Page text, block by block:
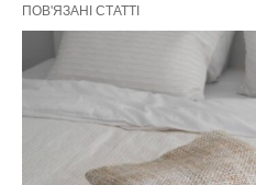
ПОВ'ЯЗАНІ СТАТТІ